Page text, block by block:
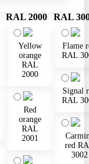
RAL 2000
Yellow
orange
RAL
2000
Red
orange
RAL
2001
RAL
Flame
RAL
Signal
RAL
red
3002